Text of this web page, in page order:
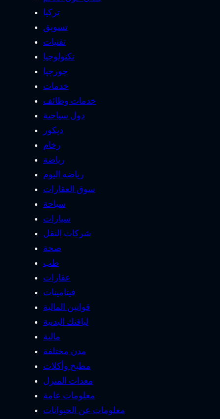
تركيا
تسويق
تقنيات
تكنولوجيا
جورجيا
خدمات
خدمات وظائف
دول سياحية
ديكور
رخام
رياضة
رياضه اليوم
سوق العقارات
سياحة
سيارات
شركات النقل
صحة
طب
عقارات
فيتامينات
قوانين المالية
لياقتك البدنية
مالية
مدن مختلفة
مطبخ وأكلات
معدات المنزل
معلومات عامة
معلومات عن الحيوانات